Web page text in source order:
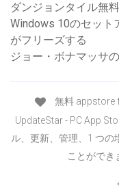
ダンジョンタイル無
Windows 10のセット
がフリーズする
ジョー・ボナマッサ
無料 appstore
UpdateStar - PC App
ル、更新、管理、1 つの
ことができ